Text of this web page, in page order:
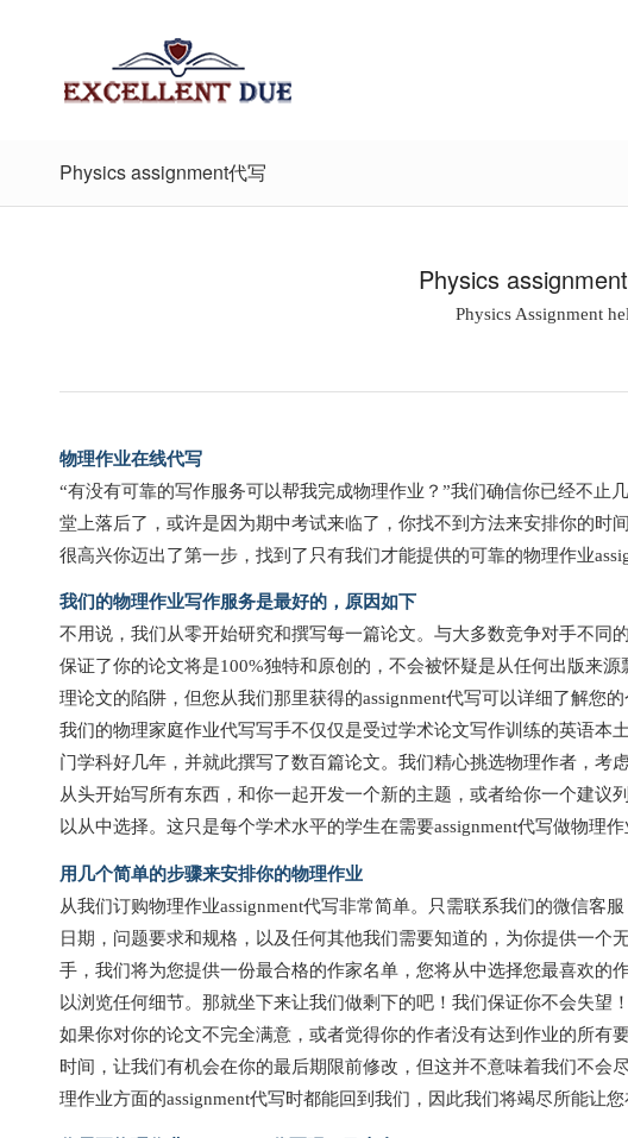
Physics assignment代写
Physics
Physics Assignment
物理作业在线代写
“有没有可靠的写作服务可以帮我完成物理作业？”我们确信你已经不止
堂上落后了，或许是因为期中考试来临了，你找不到方法来安排你的时
很高兴你迈出了第一步，找到了只有我们才能提供的可靠的物理作业
我们的物理作业写作服务是最好的，原因如下
不用说，我们从零开始研究和撰写每一篇论文。与大多数竞争对手不同
保证了你的论文将是100%独特和原创的，不会被怀疑是从任何出版来
理论文的陷阱，但您从我们那里获得的assignment代写可以详细了解您
我们的物理家庭作业代写写手不仅仅是受过学术论文写作训练的英语本
门学科好几年，并就此撰写了数百篇论文。我们精心挑选物理作者，考
从头开始写所有东西，和你一起开发一个新的主题，或者给你一个建议
以从中选择。这只是每个学术水平的学生在需要assignment代写做物理
用几个简单的步骤来安排你的物理作业
从我们订购物理作业assignment代写非常简单。只需联系我们的微信客
日期，问题要求和规格，以及任何其他我们需要知道的，为你提供一个
手，我们将为您提供一份最合格的作家名单，您将从中选择您最喜欢的
以浏览任何细节。那就坐下来让我们做剩下的吧！我们保证你不会失望！
如果你对你的论文不完全满意，或者觉得你的作者没有达到作业的所有
时间，让我们有机会在你的最后期限前修改，但这并不意味着我们不会
理作业方面的assignment代写时都能回到我们，因此我们将竭尽所能让